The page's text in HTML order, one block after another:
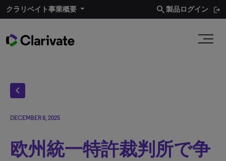
クラリベイト事業概要 search製品ログイン
chevron_left
DECEMBER 8, 2025
欧州統一特許裁判所で争